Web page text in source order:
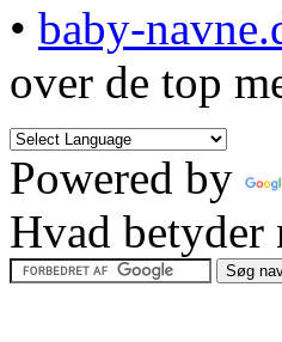
• baby-
over de top
Powered by
Hvad betyder